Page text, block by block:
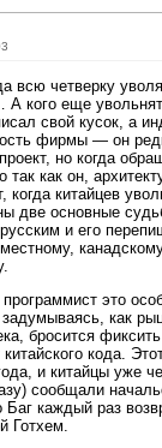
всю четверку
А кого еще
свой кусок, а
фирмы — он
но когда
так как он,
когда китайцев
две основные
и его
это
как
бросится
кода.
и китайцы уже
сообщали
каждый раз
Готхем.